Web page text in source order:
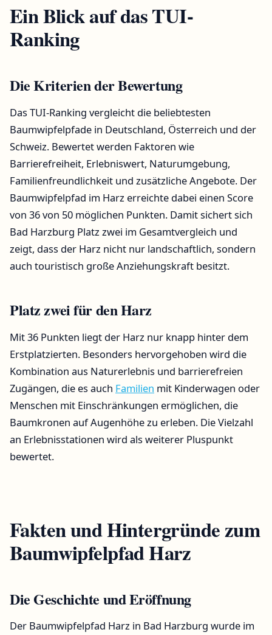
Ein Blick auf das TUI-
Ranking
Die Kriterien der Bewertung
Das TUI-Ranking vergleicht die beliebtesten
Baumwipfelpfade in Deutschland, Österreich und der
Schweiz. Bewertet werden Faktoren wie
Barrierefreiheit, Erlebniswert, Naturumgebung,
Familienfreundlichkeit und zusätzliche Angebote. Der
Baumwipfelpfad im Harz erreichte dabei einen Score
von 36 von 50 möglichen Punkten. Damit sichert sich
Bad Harzburg Platz zwei im Gesamtvergleich und
zeigt, dass der Harz nicht nur landschaftlich, sondern
auch touristisch große Anziehungskraft besitzt.
Platz zwei für den Harz
Mit 36 Punkten liegt der Harz nur knapp hinter dem
Erstplatzierten. Besonders hervorgehoben wird die
Kombination aus Naturerlebnis und barrierefreien
Zugängen, die es auch Familien mit Kinderwagen oder
Menschen mit Einschränkungen ermöglichen, die
Baumkronen auf Augenhöhe zu erleben. Die Vielzahl
an Erlebnisstationen wird als weiterer Pluspunkt
bewertet.
Fakten und Hintergründe zum
Baumwipfelpfad Harz
Die Geschichte und Eröffnung
Der Baumwipfelpfad Harz in Bad Harzburg wurde im